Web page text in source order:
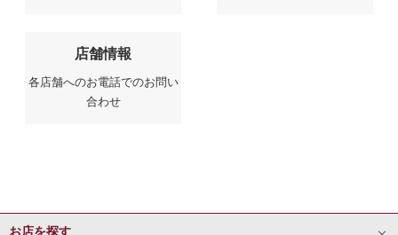
店舗情報
各店舗へのお電話でのお問い
合わせ
お店を探す